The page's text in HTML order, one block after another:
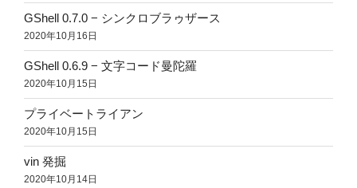
GShell 0.7.0 − シンクロブラゥザース
2020年10月16日
GShell 0.6.9 − 文字コード曼陀羅
2020年10月15日
プライベートライアン
2020年10月15日
vin 発掘
2020年10月14日